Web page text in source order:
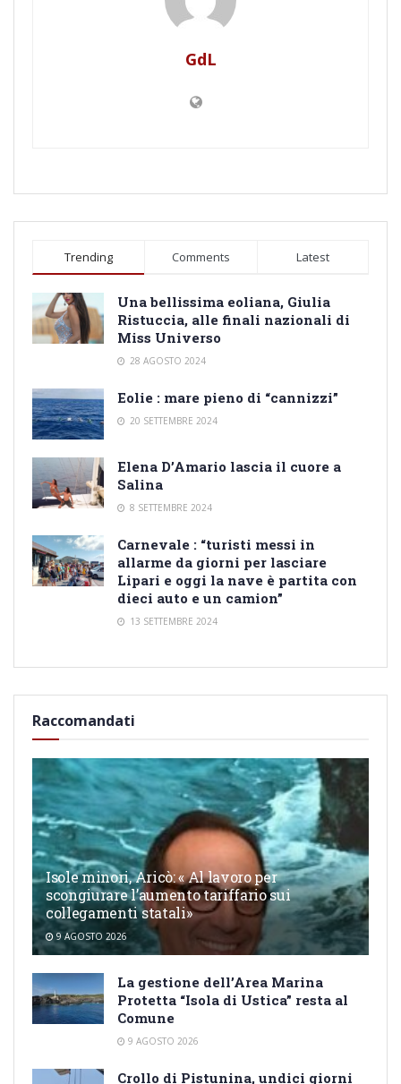
GdL
Trending Comments Latest
Una bellissima eoliana, Giulia
Ristuccia, alle finali nazionali di
Miss Universo
28 AGOSTO 2024
Eolie : mare pieno di “cannizzi”
20 SETTEMBRE 2024
Elena D’Amario lascia il cuore a
Salina
8 SETTEMBRE 2024
Carnevale : “turisti messi in
allarme da giorni per lasciare
Lipari e oggi la nave è partita con
dieci auto e un camion”
13 SETTEMBRE 2024
Raccomandati
Isole minori, Aricò: « Al lavoro per
scongiurare l’aumento tariffario sui
collegamenti statali»
9 AGOSTO 2026
La gestione dell’Area Marina
Protetta “Isola di Ustica” resta al
Comune
9 AGOSTO 2026
Crollo di Pistunina, undici giorni